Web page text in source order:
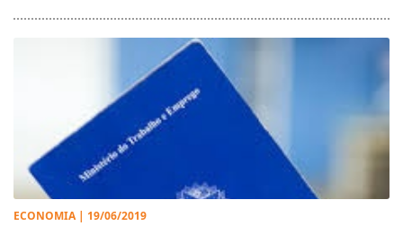
ECONOMIA | 19/06/2019